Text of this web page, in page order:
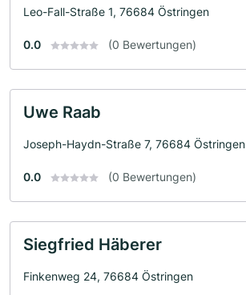
Leo-Fall-Straße 1, 76684 Östringen
0.0 (0 Bewertungen)
Uwe Raab
Joseph-Haydn-Straße 7, 76684 Östringen
0.0 (0 Bewertungen)
Siegfried Häberer
Finkenweg 24, 76684 Östringen